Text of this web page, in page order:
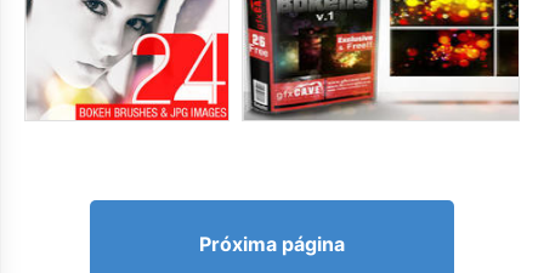
Próxima página